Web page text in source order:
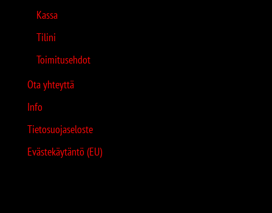
Kassa
Tilini
Toimitusehdot
Ota yhteyttä
Info
Tietosuojaseloste
Evästekäytäntö (EU)